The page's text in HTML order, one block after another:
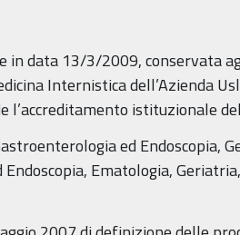
data 13/3/2009, conservata
Internistica dell’Azienda
l’accreditamento
ed Endoscopia,
Ematologia,